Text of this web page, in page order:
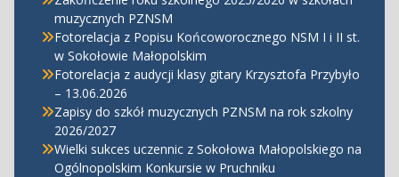
muzycznych PZNSM
Fotorelacja z Popisu Końcoworocznego NSM I i II st.
w Sokołowie Małopolskim
Fotorelacja z audycji klasy gitary Krzysztofa Przybyło
– 13.06.2026
Zapisy do szkół muzycznych PZNSM na rok szkolny
2026/2027
Wielki sukces uczennic z Sokołowa Małopolskiego na
Ogólnopolskim Konkursie w Pruchniku